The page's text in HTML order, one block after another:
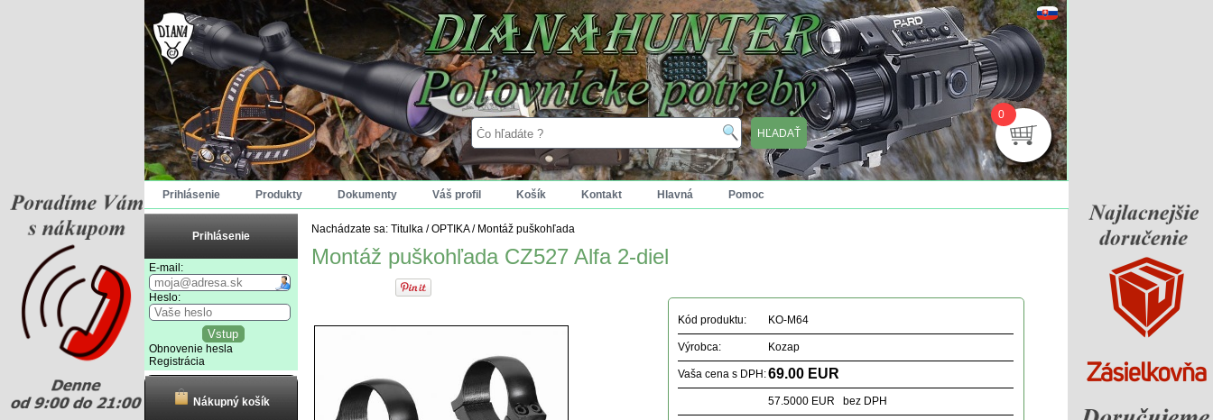
0
Prihlásenie Produkty Dokumenty Váš profil Košík Kontakt Hlavná Pomoc
Prihlásenie
E-mail:
Heslo:
Obnovenie hesla
Registrácia
Nákupný košík
Nachádzate sa: Titulka /OPTIKA/ Montáž puškohľada
Montáž puškohľada CZ527 Alfa 2-diel
Kód produktu: KO-M64
Výrobca: Kozap
Vaša cena s DPH:69.00 EUR
57.5000 EUR bez DPH